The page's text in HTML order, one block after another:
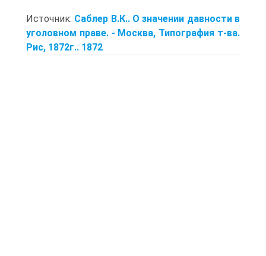
Источник: Саблер В.К.. О значении давности в
уголовном праве. - Москва, Типография т-ва.
Рис, 1872г.. 1872